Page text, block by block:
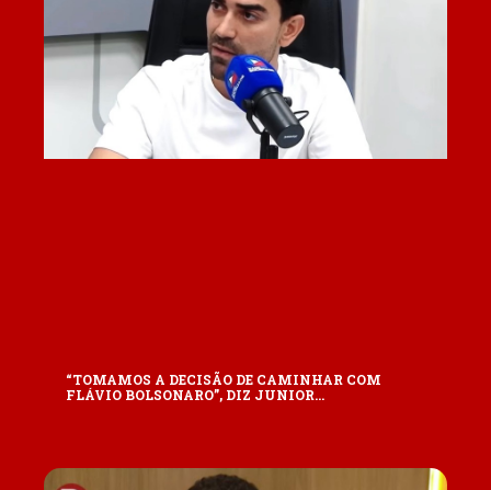
“TOMAMOS A DECISÃO DE CAMINHAR COM
FLÁVIO BOLSONARO”, DIZ JUNIOR…